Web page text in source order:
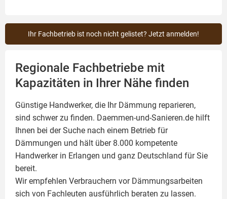
Ihr Fachbetrieb ist noch nicht gelistet? Jetzt anmelden!
Regionale Fachbetriebe mit
Kapazitäten in Ihrer Nähe finden
Günstige Handwerker, die Ihr Dämmung reparieren,
sind schwer zu finden. Daemmen-und-Sanieren.de hilft
Ihnen bei der Suche nach einem Betrieb für
Dämmungen und hält über 8.000 kompetente
Handwerker in Erlangen und ganz Deutschland für Sie
bereit.
Wir empfehlen Verbrauchern vor Dämmungsarbeiten
sich von Fachleuten ausführlich beraten zu lassen.